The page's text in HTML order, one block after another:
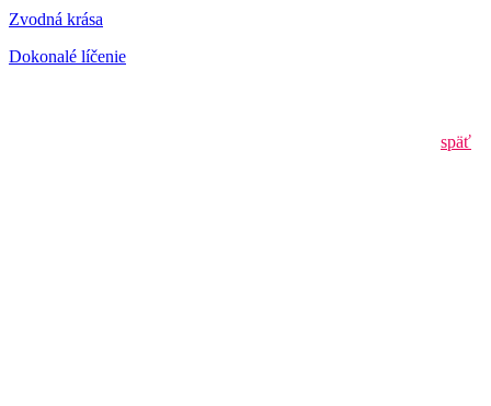
Zvodná krása
Dokonalé líčenie
späť